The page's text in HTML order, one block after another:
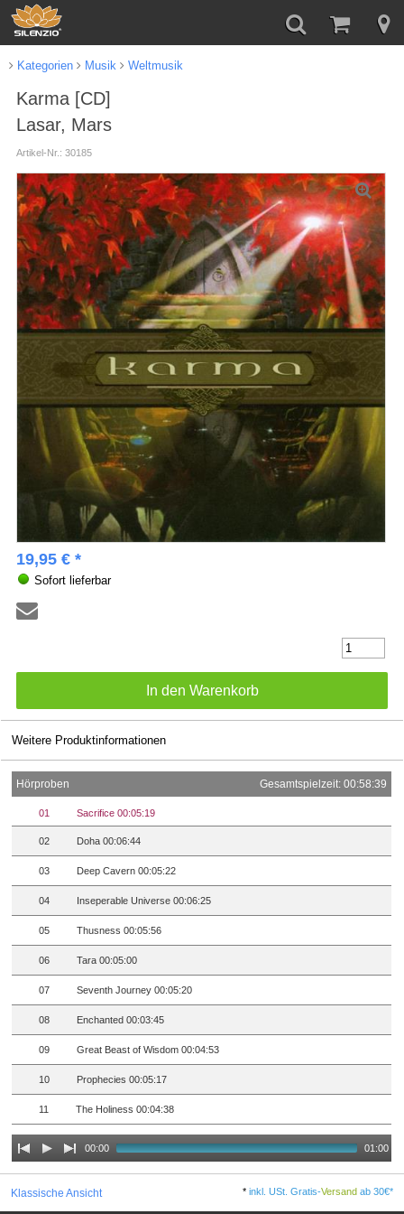
Kategorien Musik Weltmusik
Karma [CD]
Lasar, Mars
Artikel-Nr.: 30185
19,95 € *
Sofort lieferbar
Weitere Produktinformationen
Hörproben Gesamtspielzeit: 00:58:39
01 Sacrifice 00:05:19
02 Doha 00:06:44
03 Deep Cavern 00:05:22
04 Inseperable Universe 00:06:25
05 Thusness 00:05:56
06 Tara 00:05:00
07 Seventh Journey 00:05:20
08 Enchanted 00:03:45
09 Great Beast of Wisdom 00:04:53
10 Prophecies 00:05:17
11 The Holiness 00:04:38
00:00 01:00
Klassische Ansicht *inkl. USt. Gratis-Versand ab 30€*